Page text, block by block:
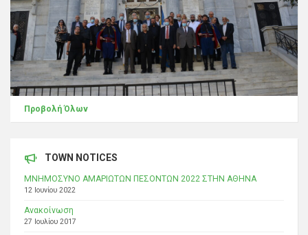
Προβολή Όλων
TOWN NOTICES
ΜΝΗΜΟΣΥΝΟ ΑΜΑΡΙΩΤΩΝ ΠΕΣΟΝΤΩΝ 2022 ΣΤΗΝ ΑΘΗΝΑ
12 Ιουνίου 2022
Ανακοίνωση
27 Ιουλίου 2017